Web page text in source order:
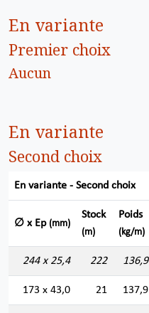
En variante
Premier choix
Aucun
En variante
Second choix
En variante - Second choix
∅ x Ep (mm)
Stock
(m)
Poids
(kg/m)
244 x 25,4 222 136,9
173 x 43,0 21 137,9